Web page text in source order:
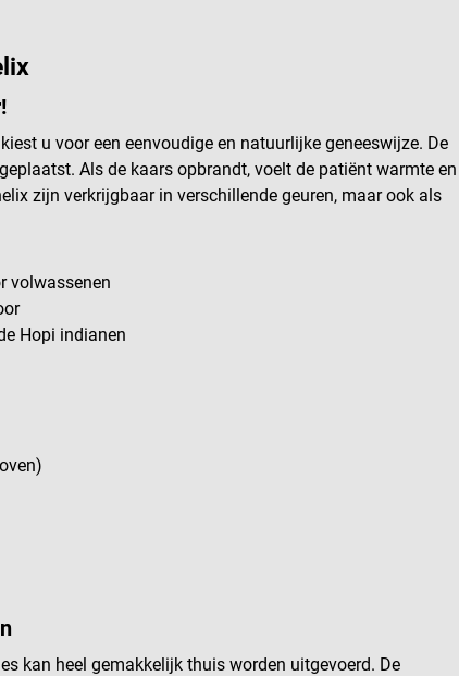
u voor een eenvoudige en natuurlijke geneeswijze. De
Als de kaars opbrandt, voelt de patiënt warmte en
zijn verkrijgbaar in verschillende geuren, maar ook als
volwassenen
Hopi indianen
kan heel gemakkelijk thuis worden uitgevoerd. De